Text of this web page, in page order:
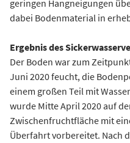
geringen Hangneigungen
dabei Bodenmaterial in
Ergebnis des
Der Boden war zum
Juni 2020 feucht, die
einem großen Teil mit
wurde Mitte April 2020 auf
Zwischenfruchtfläche mit
Überfahrt vorbereitet. Nach